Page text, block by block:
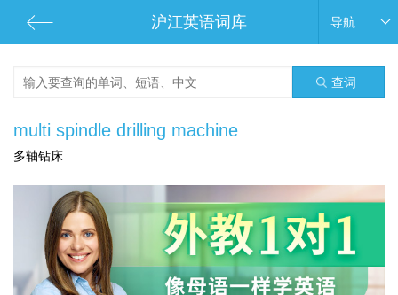
沪江英语词库 导航
查词
multi spindle drilling machine
多轴钻床